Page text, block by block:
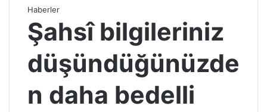
Haberler
Şahsî bilgileriniz
düşündüğünüzde
n daha bedelli